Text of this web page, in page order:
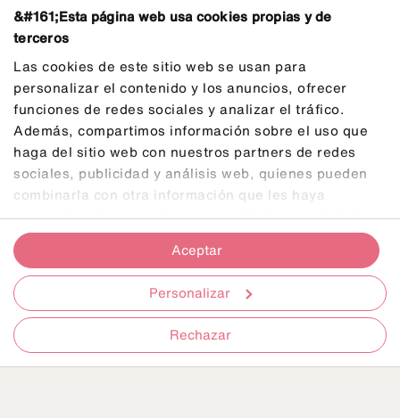
&#161;Esta página web usa cookies propias y de
terceros
Las cookies de este sitio web se usan para
personalizar el contenido y los anuncios, ofrecer
funciones de redes sociales y analizar el tráfico.
Además, compartimos información sobre el uso que
haga del sitio web con nuestros partners de redes
sociales, publicidad y análisis web, quienes pueden
combinarla con otra información que les haya
proporcionado o que hayan recopilado a partir del uso
que haya hecho de sus servicios.
Aceptar
Personalizar
Rechazar
Social Tourism Program
IMSERSO travel
insurance
All the information about your travel assistance
insurance